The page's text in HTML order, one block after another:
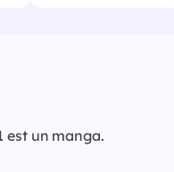
est un manga.